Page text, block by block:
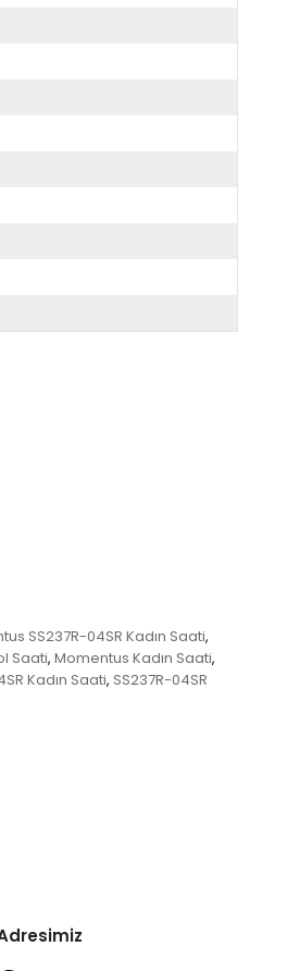
SS237R-04SR Kadın Saati,
Saati, Momentus Kadın Saati,
Kadın Saati, SS237R-04SR